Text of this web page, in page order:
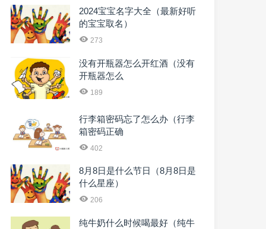
2024宝宝名字大全（最新好听
的宝宝取名）
273
没有开瓶器怎么开红酒（没有
开瓶器怎么
189
行李箱密码忘了怎么办（行李
箱密码正确
402
8月8日是什么节日（8月8日是
什么星座）
206
纯牛奶什么时候喝最好（纯牛